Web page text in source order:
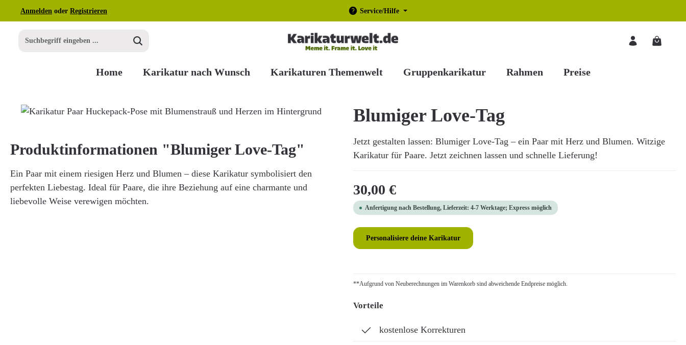
Hauptinhalt springen
Zur Suche springen
Zur Hauptnavigation springen
Anmelden oder Registrieren Service/Hilfe
Home Karikatur nach Wunsch Karikaturen Themenwelt Gruppenkarikatur Rahmen Preise
Bildergalerie überspringen Blumiger Love-Tag
Jetzt gestalten lassen: Blumiger Love-Tag – ein Paar mit Herz und Blumen. Witzige
Karikatur für Paare. Jetzt zeichnen lassen und schnelle Lieferung!
Regulärer Preis:
30,00 €
Anfertigung nach Bestellung, Lieferzeit: 4-7 Werktage; Express möglich
Personalisiere deine Karikatur
**Aufgrund von Neuberechnungen im Warenkorb sind abweichende Endpreise möglich.
Vorteile
kostenlose Korrekturen
Produktinformationen "Blumiger Love-Tag"
Ein Paar mit einem riesigen Herz und Blumen – diese Karikatur symbolisiert den
perfekten Liebestag. Ideal für Paare, die ihre Beziehung auf eine charmante und
liebevolle Weise verewigen möchten.